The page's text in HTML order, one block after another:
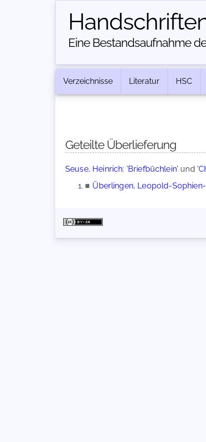
Eine Bestandsaufnahme
Verzeichnisse Literatur HSC
Geteilte Überlieferung
Seuse, Heinrich: 'Briefbüchlein' und
■ Überlingen, Leopold-Sophien-